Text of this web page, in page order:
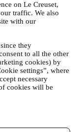
on Le Creuset,
traffic. We also
with our
they
to all the other
cookies) by
settings”, where
necessary
cookies will be
un passage plus
adresses
les commandes.
nous permettre de
d’un compte Le
ET ASSURER LA
OU LA
ET VOUS
notre relation
du Site web, toute